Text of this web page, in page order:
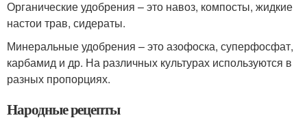
Органические удобрения – это навоз, компосты, жидкие
настои трав, сидераты.
Минеральные удобрения – это азофоска, суперфосфат,
карбамид и др. На различных культурах используются в
разных пропорциях.
Народные рецепты